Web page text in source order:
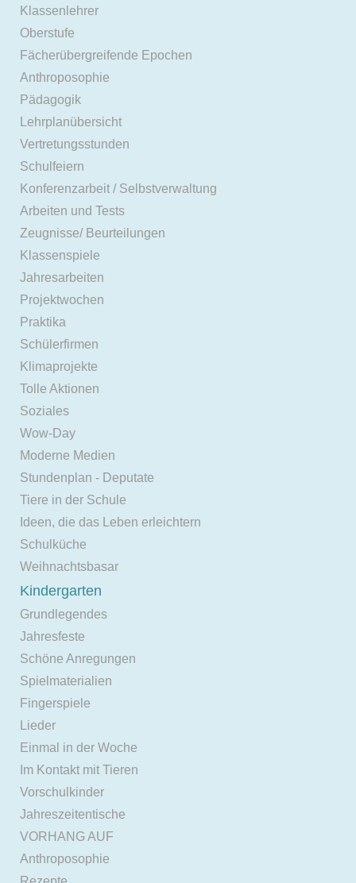
Klassenlehrer
Oberstufe
Fächerübergreifende Epochen
Anthroposophie
Pädagogik
Lehrplanübersicht
Vertretungsstunden
Schulfeiern
Konferenzarbeit / Selbstverwaltung
Arbeiten und Tests
Zeugnisse/ Beurteilungen
Klassenspiele
Jahresarbeiten
Projektwochen
Praktika
Schülerfirmen
Klimaprojekte
Tolle Aktionen
Soziales
Wow-Day
Moderne Medien
Stundenplan - Deputate
Tiere in der Schule
Ideen, die das Leben erleichtern
Schulküche
Weihnachtsbasar
Kindergarten
Grundlegendes
Jahresfeste
Schöne Anregungen
Spielmaterialien
Fingerspiele
Lieder
Einmal in der Woche
Im Kontakt mit Tieren
Vorschulkinder
Jahreszeitentische
VORHANG AUF
Anthroposophie